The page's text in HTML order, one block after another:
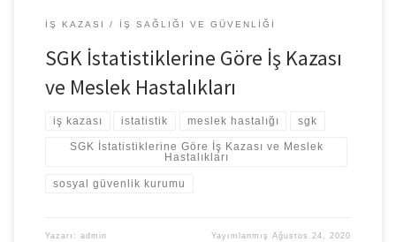
İŞ KAZASI İŞ SAĞLIĞI VE GÜVENLIĞI
SGK İstatistiklerine Göre İş Kazası
ve Meslek Hastalıkları
iş kazası istatistik meslek hastalığı sgk
SGK İstatistiklerine Göre İş Kazası ve Meslek
Hastalıkları
sosyal güvenlik kurumu
Yazarı: admin YayımlanmışAğustos 24, 2020